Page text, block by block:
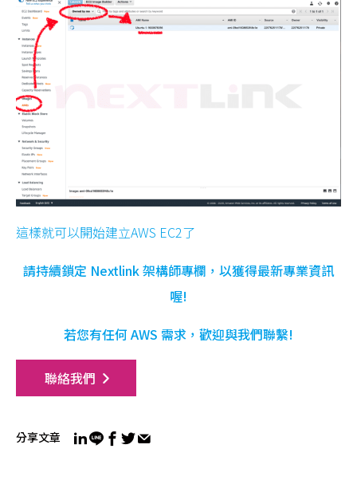
這樣就可以開始建立AWS EC2了
請持續鎖定 Nextlink 架構師專欄，以獲得最新專業資訊
喔!
若您有任何 AWS 需求，歡迎與我們聯繫!
聯絡我們
分享文章